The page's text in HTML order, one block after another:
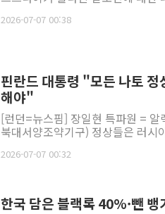
2026-07-07 00:38
핀란드 대통령 "모든 나토
해야"
[런던=뉴스핌] 장일현 특파원 =
북대서양조약기구) 정상들은 러시
2026-07-07 00:32
한국 담은 블랙록 40%·뺀